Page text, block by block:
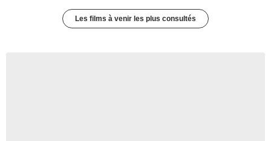
Les films à venir les plus consultés